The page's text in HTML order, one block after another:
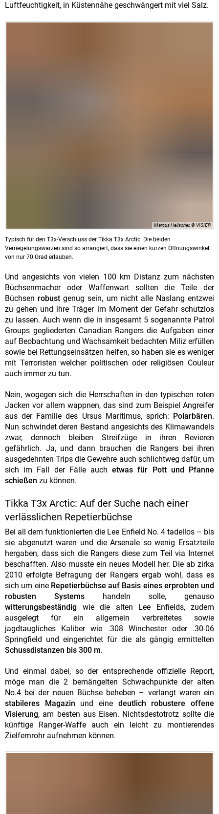
Luftfeuchtigkeit, in Küstennähe geschwängert mit viel Salz.
Marcus Heilscher, © VISIER
Typisch für den T3x-Verschluss der Tikka T3x Arctic: Die beiden
Verriegelungswarzen sind so arrangiert, dass sie einen kurzen Öffnungswinkel
von nur 70 Grad erlauben.
Und angesichts von vielen 100 km Distanz zum nächsten
Büchsenmacher oder Waffenwart sollten die Teile der
Büchsen robustgenug sein, um nicht alle Naslang entzwei
zu gehen und ihre Träger im Moment der Gefahr schutzlos
zu lassen. Auch wenn die in insgesamt 5 sogenannte Patrol
Groups gegliederten Canadian Rangers die Aufgaben einer
auf Beobachtung und Wachsamkeit bedachten Miliz erfüllen
sowie bei Rettungseinsätzen helfen, so haben sie es weniger
mit Terroristen welcher politischen oder religiösen Couleur
auch immer zu tun.
Nein, wogegen sich die Herrschaften in den typischen roten
Jacken vor allem wappnen, das sind zum Beispiel Angreifer
aus der Familie des Ursus Maritimus, sprich:
Polarbären.
Nun schwindet deren Bestand angesichts des Klimawandels
zwar, dennoch bleiben Streifzüge in ihren Revieren
gefährlich. Ja, und dann brauchen die Rangers bei ihren
ausgedehnten Trips die Gewehre auch schlichtweg dafür, um
sich im Fall der Fälle auchetwas für Pott und Pfanne
schießen zu können.
Tikka T3x Arctic: Auf der Suche nach einer
verlässlichen Repetierbüchse
Bei all dem funktionierten die Lee Enfield No. 4 tadellos – bis
sie abgenutzt waren und die Arsenale so wenig Ersatzteile
hergaben, dass sich die Rangers diese zum Teil via Internet
beschafften. Also musste ein neues Modell her. Die ab zirka
2010 erfolgte Befragung der Rangers ergab wohl, dass es
sich um eine Repetierbüchse auf Basis eines erprobten und
robusten Systems handeln solle, genauso
witterungsbeständig wie die alten Lee Enfields, zudem
ausgelegt für ein allgemein verbreitetes sowie
jagdtaugliches Kaliber wie .308 Winchester oder .30-06
Springfield und eingerichtet für die als gängig ermittelten
Schussdistanzen bis 300 m.
Und einmal dabei, so der entsprechende offizielle Report,
möge man die 2 bemängelten Schwachpunkte der alten
No.4 bei der neuen Büchse beheben – verlangt waren ein
stabileres Magazin und eine deutlich robustere offene
Visierung, am besten aus Eisen. Nichtsdestotrotz sollte die
künftige Ranger-Waffe auch ein leicht zu montierendes
Zielfernrohr aufnehmen können.